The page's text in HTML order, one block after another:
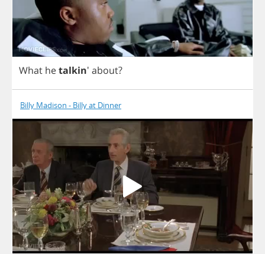
What hetalkin' about?
Billy Madison - Billy at Dinner